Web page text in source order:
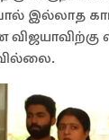
இல்லாத
விஜயாவிற்கு